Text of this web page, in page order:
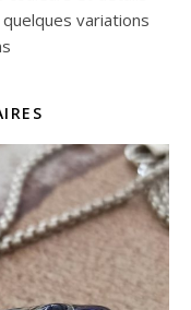
variations